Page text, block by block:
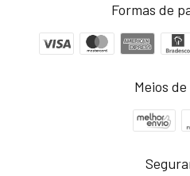
Formas de
Meios